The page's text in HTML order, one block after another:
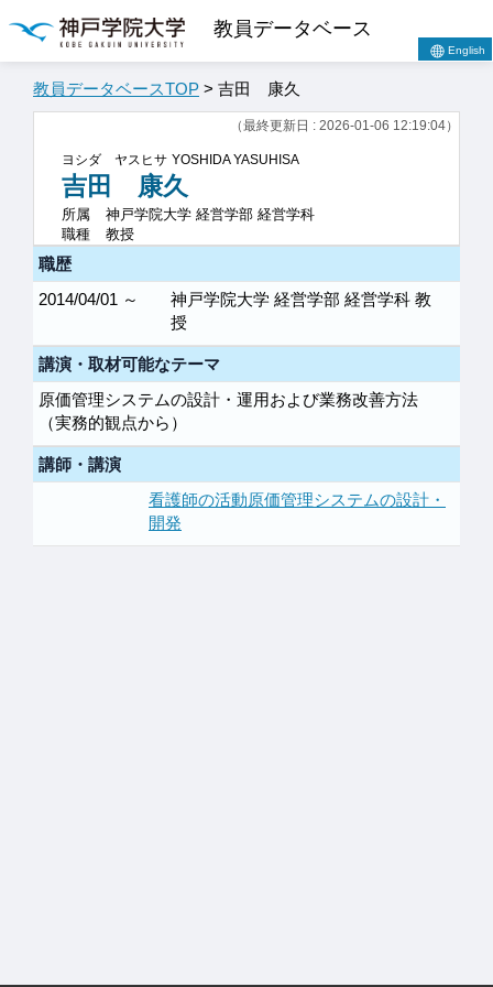
教員データベース
English
教員データベースTOP > 吉田 康久
（最終更新日 : 2026-01-06 12:19:04）
ヨシダ ヤスヒサ YOSHIDA YASUHISA
吉田 康久
所属
神戸学院大学 経営学部 経営学科
職種
教授
職歴
2014/04/01 ～
神戸学院大学 経営学部 経営学科 教
授
講演・取材可能なテーマ
原価管理システムの設計・運用および業務改善方法
（実務的観点から）
講師・講演
看護師の活動原価管理システムの設計・
開発